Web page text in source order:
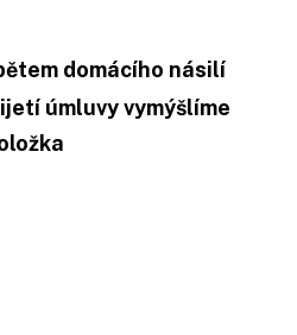
domácího násilí
úmluvy vymýšlíme